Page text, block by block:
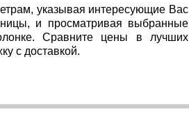
указывая интересующие Вас
и просматривая выбранные
Сравните цены в лучших
с доставкой.